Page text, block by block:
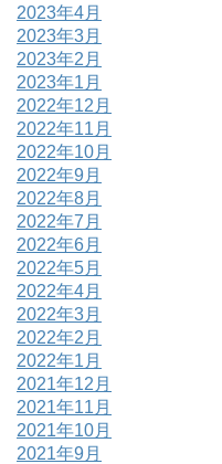
2023年4月
2023年3月
2023年2月
2023年1月
2022年12月
2022年11月
2022年10月
2022年9月
2022年8月
2022年7月
2022年6月
2022年5月
2022年4月
2022年3月
2022年2月
2022年1月
2021年12月
2021年11月
2021年10月
2021年9月